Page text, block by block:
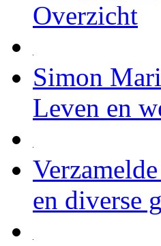
Overzicht
Simon
Leven en
en diverse